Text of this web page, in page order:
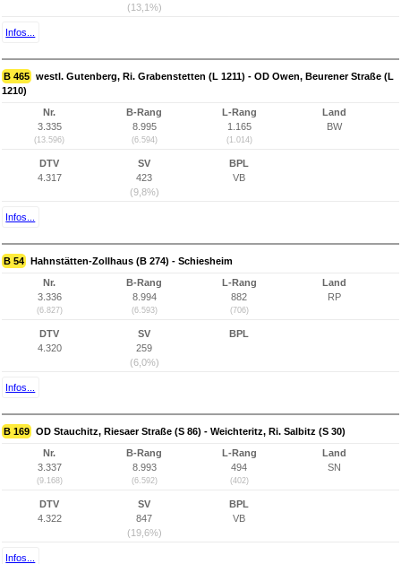
(13,1%)
Infos...
B 465 westl. Gutenberg, Ri. Grabenstetten (L 1211) - OD Owen, Beurener Straße (L
1210)
Nr.
3.335
(13.596)
B-Rang
8.995
(6.594)
L-Rang
1.165
(1.014)
Land
BW
DTV
4.317
SV
423
(9,8%)
BPL
VB
Infos...
B 54 Hahnstätten-Zollhaus (B 274) - Schiesheim
Nr.
3.336
(6.827)
B-Rang
8.994
(6.593)
L-Rang
882
(706)
Land
RP
DTV
4.320
SV
259
(6,0%)
BPL
Infos...
B 169 OD Stauchitz, Riesaer Straße (S 86) - Weichteritz, Ri. Salbitz (S 30)
Nr.
3.337
(9.168)
B-Rang
8.993
(6.592)
L-Rang
494
(402)
Land
SN
DTV
4.322
SV
847
(19,6%)
BPL
VB
Infos...